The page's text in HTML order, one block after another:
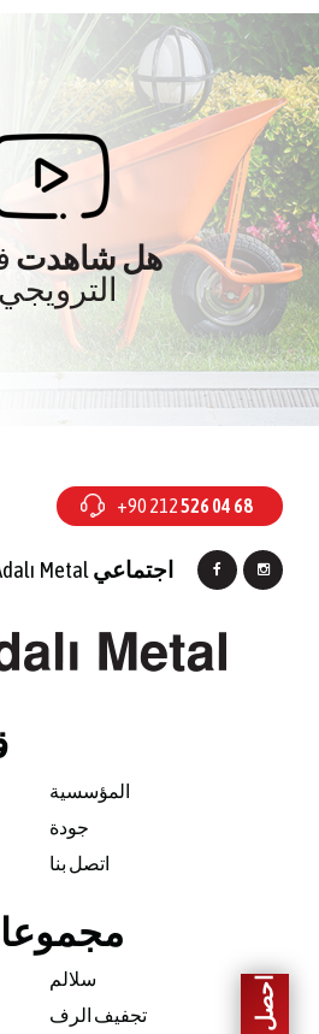
هل شاهدت
+90 212526 04 68
Metalاجتماعي
المؤسسية
جودة
اتصل بنا
سلالم
تجفيف الرف